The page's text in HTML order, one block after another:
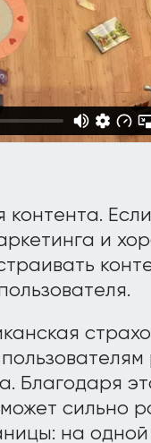
и
Благодаря
сильно
на одной